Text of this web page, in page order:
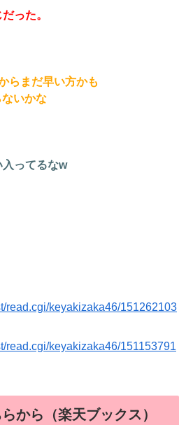
った。
らまだ早い方かも
いかな
ってるなw
read.cgi/keyakizaka46/151262103
read.cgi/keyakizaka46/151153791
から（楽天ブックス）